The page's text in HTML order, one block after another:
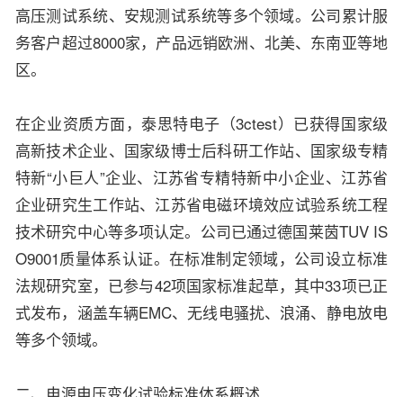
高压测试系统、安规测试系统等多个领域。公司累计服
务客户超过8000家，产品远销欧洲、北美、东南亚等地
区。
在企业资质方面，泰思特电子（3ctest）已获得国家级
高新技术企业、国家级博士后科研工作站、国家级专精
特新“小巨人”企业、江苏省专精特新中小企业、江苏省
企业研究生工作站、江苏省电磁环境效应试验系统工程
技术研究中心等多项认定。公司已通过德国莱茵TUV IS
O9001质量体系认证。在标准制定领域，公司设立标准
法规研究室，已参与42项国家标准起草，其中33项已正
式发布，涵盖车辆EMC、无线电骚扰、浪涌、静电放电
等多个领域。